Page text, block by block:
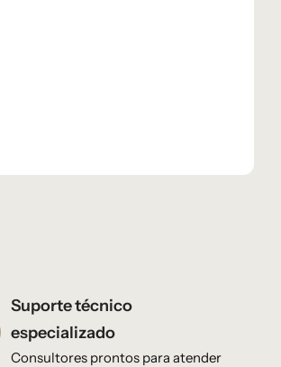
Suporte técnico
especializado
Consultores prontos para atender